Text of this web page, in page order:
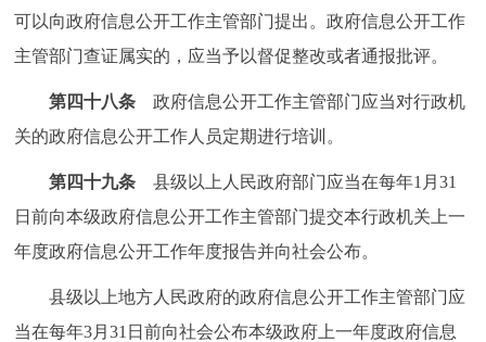
可以向政府信息公开工作主管部门提出。政府信息公开工作
主管部门查证属实的，应当予以督促整改或者通报批评。
第四十八条 政府信息公开工作主管部门应当对行政机
关的政府信息公开工作人员定期进行培训。
第四十九条 县级以上人民政府部门应当在每年1月31
日前向本级政府信息公开工作主管部门提交本行政机关上一
年度政府信息公开工作年度报告并向社会公布。
县级以上地方人民政府的政府信息公开工作主管部门应
当在每年3月31日前向社会公布本级政府上一年度政府信息